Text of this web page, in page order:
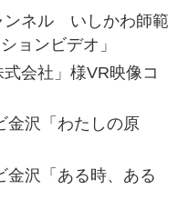
ネル いしかわ師範
ョンビデオ」
会社」様VR映像コ
沢「わたしの原
沢「ある時、ある